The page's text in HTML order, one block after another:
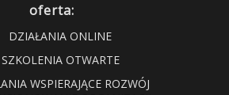
oferta:
DZIAŁANIA ONLINE
SZKOLENIA OTWARTE
WSPIERAJĄCE ROZWÓJ